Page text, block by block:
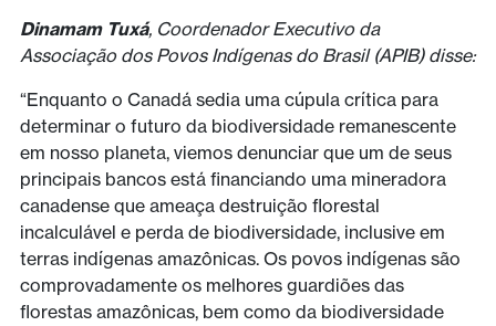
Dinamam Tuxá, Coordenador Executivo da
Associação dos Povos Indígenas do Brasil (APIB) disse:
“Enquanto o Canadá sedia uma cúpula crítica para
determinar o futuro da biodiversidade remanescente
em nosso planeta, viemos denunciar que um de seus
principais bancos está financiando uma mineradora
canadense que ameaça destruição florestal
incalculável e perda de biodiversidade, inclusive em
terras indígenas amazônicas. Os povos indígenas são
comprovadamente os melhores guardiões das
florestas amazônicas, bem como da biodiversidade